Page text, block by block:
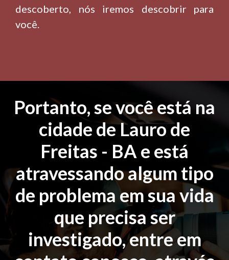
descoberto, nós iremos descobrir para
você.
Portanto, se você está na
cidade de Lauro de
Freitas - BA e está
atravessando algum tipo
de problema em sua vida
que precisa ser
investigado, entre em